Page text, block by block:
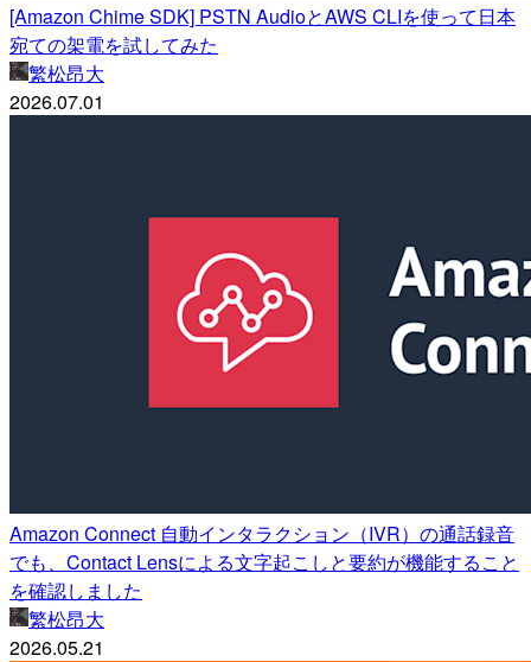
[Amazon Chime SDK] PSTN AudioとAWS CLIを使って日本
宛ての架電を試してみた
繁松昂大
2026.07.01
Amazon Connect 自動インタラクション（IVR）の通話録音
でも、Contact Lensによる文字起こしと要約が機能すること
を確認しました
繁松昂大
2026.05.21